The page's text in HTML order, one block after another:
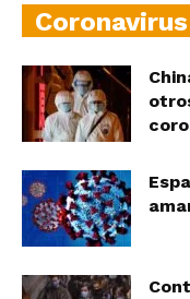
Coronavirus